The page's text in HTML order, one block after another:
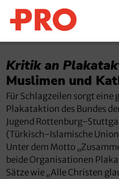
Kritik an
Muslimen und
Für Schlagzeilen sorgt eine
Plakataktion des Bundes
Jugend Rottenburg-
(Türkisch-Islamische
Unter dem Motto
beide Organisationen
Sätze wie „Alle Christen